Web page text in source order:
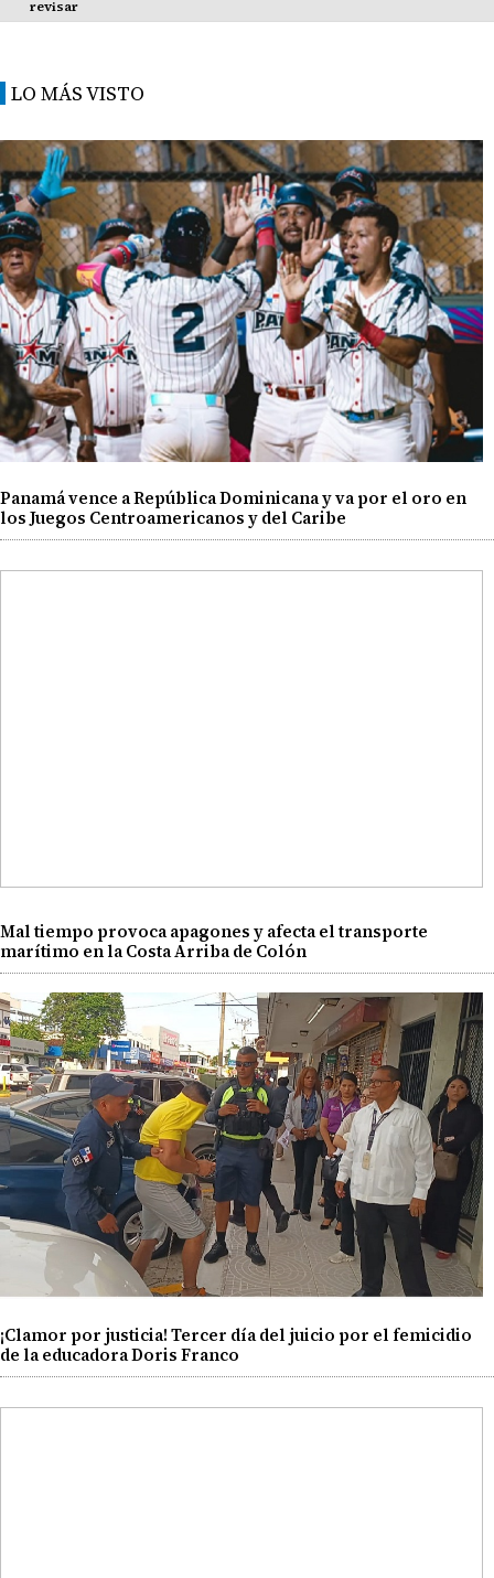
revisar
LO MÁS VISTO
Panamá vence a República Dominicana y va por el oro en
los Juegos Centroamericanos y del Caribe
Mal tiempo provoca apagones y afecta el transporte
marítimo en la Costa Arriba de Colón
¡Clamor por justicia! Tercer día del juicio por el femicidio
de la educadora Doris Franco